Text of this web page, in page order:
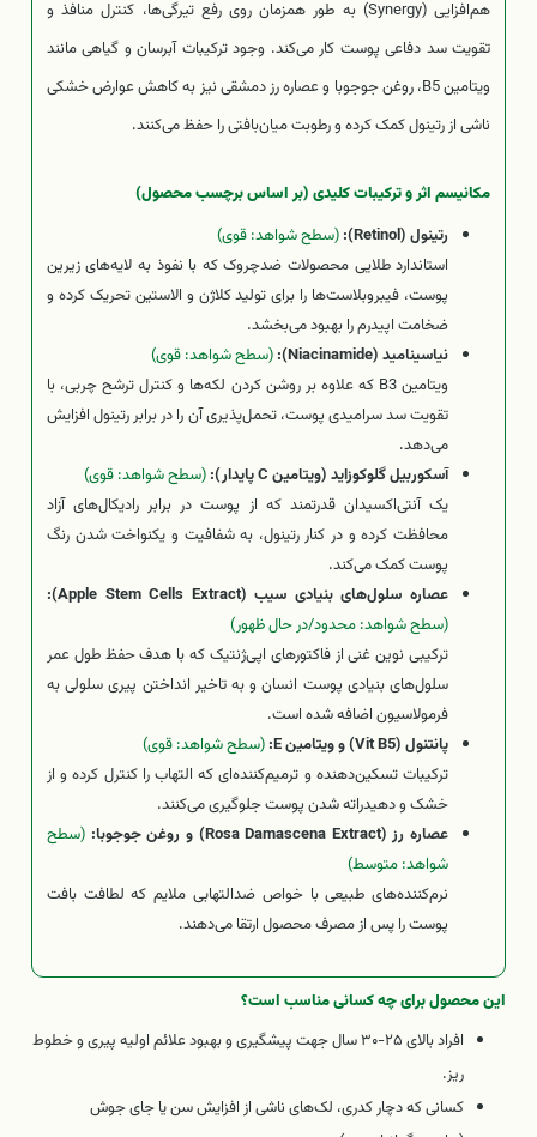
هم‌افزایی (Synergy) به طور همزمان روی رفع تیرگی‌ها، کنترل منافذ و
تقویت سد دفاعی پوست کار می‌کند. وجود ترکیبات آبرسان و گیاهی مانند
ویتامین B5، روغن جوجوبا و عصاره رز دمشقی نیز به کاهش عوارض خشکی
ناشی از رتینول کمک کرده و رطوبت میان‌بافتی را حفظ می‌کنند.
مکانیسم اثر و ترکیبات کلیدی (بر اساس برچسب محصول)
رتینول (Retinol):
(سطح شواهد: قوی)
استاندارد طلایی محصولات ضدچروک که با نفوذ به لایه‌های زیرین
پوست، فیبروبلاست‌ها را برای تولید کلاژن و الاستین تحریک کرده و
ضخامت اپیدرم را بهبود می‌بخشد.
نیاسینامید (Niacinamide):
(سطح شواهد: قوی)
ویتامین B3 که علاوه بر روشن کردن لکه‌ها و کنترل ترشح چربی، با
تقویت سد سرامیدی پوست، تحمل‌پذیری آن را در برابر رتینول افزایش
می‌دهد.
آسکوربیل گلوکوزاید (ویتامین C پایدار):
(سطح شواهد: قوی)
یک آنتی‌اکسیدان قدرتمند که از پوست در برابر رادیکال‌های آزاد
محافظت کرده و در کنار رتینول، به شفافیت و یکنواخت شدن رنگ
پوست کمک می‌کند.
عصاره سلول‌های بنیادی سیب (Apple Stem Cells Extract):
(سطح شواهد: محدود/در حال ظهور)
ترکیبی نوین غنی از فاکتورهای اپی‌ژنتیک که با هدف حفظ طول عمر
سلول‌های بنیادی پوست انسان و به تاخیر انداختن پیری سلولی به
فرمولاسیون اضافه شده است.
پانتنول (Vit B5) و ویتامین E:
(سطح شواهد: قوی)
ترکیبات تسکین‌دهنده و ترمیم‌کننده‌ای که التهاب را کنترل کرده و از
خشک و دهیدراته شدن پوست جلوگیری می‌کنند.
عصاره رز (Rosa Damascena Extract) و روغن جوجوبا:
(سطح
شواهد: متوسط)
نرم‌کننده‌های طبیعی با خواص ضدالتهابی ملایم که لطافت بافت
پوست را پس از مصرف محصول ارتقا می‌دهند.
این محصول برای چه کسانی مناسب است؟
افراد بالای ۲۵-۳۰ سال جهت پیشگیری و بهبود علائم اولیه پیری و خطوط
ریز.
کسانی که دچار کدری، لک‌های ناشی از افزایش سن یا جای جوش